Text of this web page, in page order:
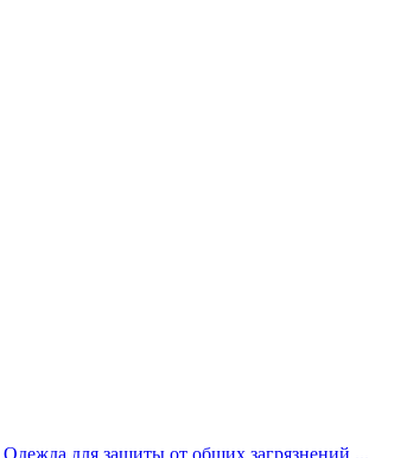
Одежда для защиты от общих загрязнений ...